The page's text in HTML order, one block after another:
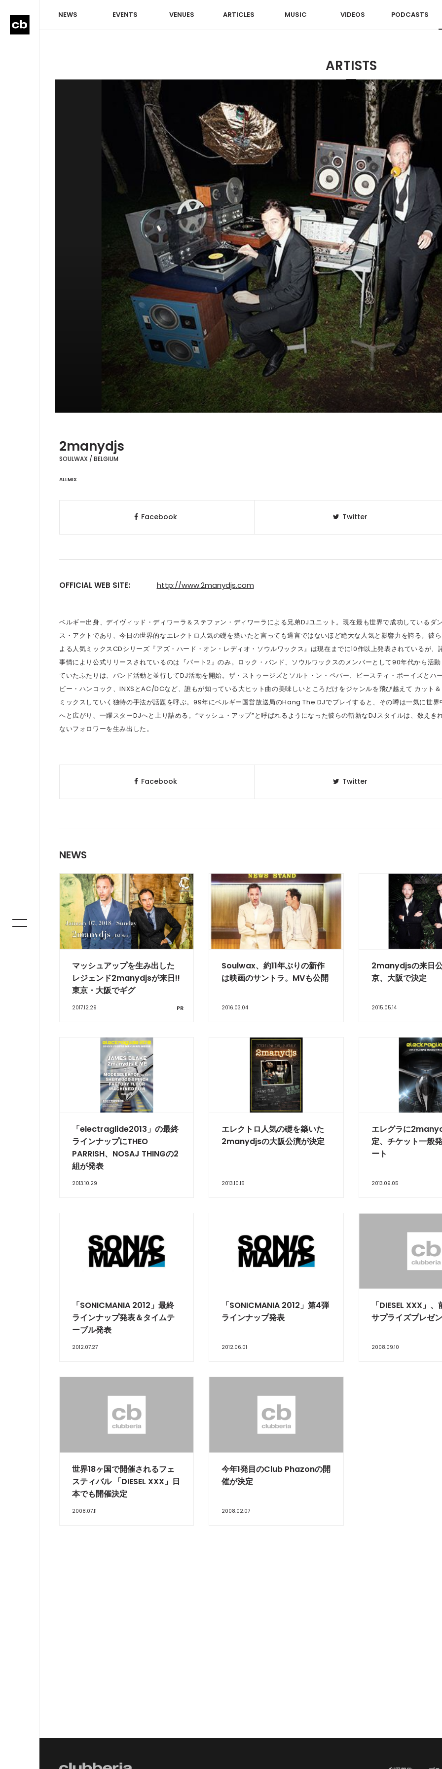
NEWS EVENTS VENUES ARTICLES MUSIC VIDEOS PODCASTS
ARTISTS
2manydjs
SOULWAX / BELGIUM
ALLMIX
Facebook Twitter
OFFICIAL WEB SITE: http://www.2manydjs.com
ベルギー出身、デイヴィッド・ディワーラ＆ステファン・ディワーラによる兄弟DJユニット。現在最も世界で成功しているダ
ス・アクトであり、今日の世界的なエレクトロ人気の礎を築いたと言っても過言ではないほど絶大な人気と影響力を誇る。彼
よる人気ミックスCDシリーズ『アズ・ハード・オン・レディオ・ソウルワックス』は現在までに10作以上発表されているが、
事情により公式リリースされているのは『パート2』のみ。ロック・バンド、ソウルワックスのメンバーとして90年代から活
ていたふたりは、バンド活動と並行してDJ活動を開始。ザ・ストゥージズとソルト・ン・ペパー、ビースティ・ボーイズとハ
ビー・ハンコック、INXSとAC/DCなど、誰もが知っている大ヒット曲の美味しいところだけをジャンルを飛び越えて カット＆
ミックスしていく独特の手法が話題を呼ぶ。99年にベルギー国営放送局のHang The DJでプレイすると、その噂は一気に世界
へと広がり、一躍スターDJへと上り詰める。“マッシュ・アップ”と呼ばれるようになった彼らの斬新なDJスタイルは、数えき
ないフォロワーを生み出した。
Facebook Twitter
NEWS
マッシュアップを生み出した
レジェンド2manydjsが来日!!
東京・大阪でギグ
2017.12.29 PR
Soulwax、約11年ぶりの新作
は映画のサントラ。MVも公開
2016.03.04
2manydjsの来日
京、大阪で決定
2015.05.14
「electraglide2013」の最終
ラインナップにTHEO
PARRISH、NOSAJ THINGの2
組が発表
2013.10.29
エレクトロ人気の礎を築いた
2manydjsの大阪公演が決定
2013.10.15
エレグラに
定、チケット一般
ート
2013.09.05
「SONICMANIA 2012」最終
ラインナップ発表＆タイムテ
ーブル発表
2012.07.27
「SONICMANIA 2012」第4弾
ラインナップ発表
2012.06.01
「DIESEL XXX」
サプライズプレゼ
2008.09.10
世界18ヶ国で開催されるフェ
スティバル 「DIESEL XXX」日
本でも開催決定
2008.07.11
今年1発目のClub Phazonの開
催が決定
2008.02.07